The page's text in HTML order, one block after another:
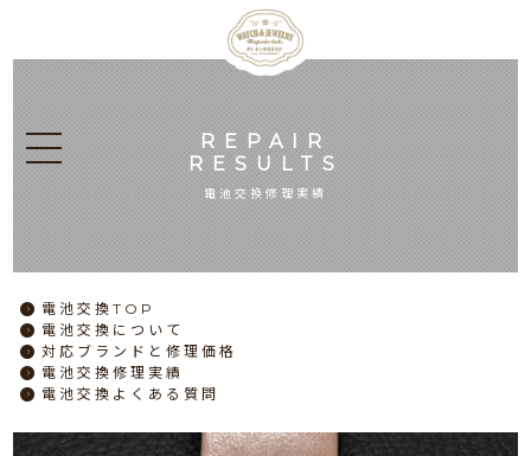
REPAIR
RESULTS
電池交換修理実績
電池交換TOP
電池交換 について
対応ブランドと修理価格
電池交換修理実績
電池交換 よくある質問